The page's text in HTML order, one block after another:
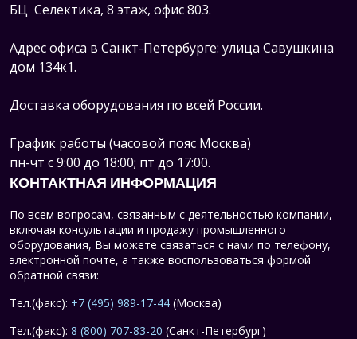
БЦ Селектика, 8 этаж, офис 803.
Адрес офиса в Санкт-Петербурге: улица Савушкина
дом 134к1.
Доставка оборудования по всей России.
График работы (часовой пояс Москва)
пн-чт с 9:00 до 18:00; пт до 17:00.
КОНТАКТНАЯ ИНФОРМАЦИЯ
По всем вопросам, связанным с деятельностью компании,
включая консультации и продажу промышленного
оборудования, Вы можете связаться с нами по телефону,
электронной почте, а также воспользоваться формой
обратной связи:
Тел.(факс): +7 (495) 989-17-44 (Москва)
Тел.(факс): 8 (800) 707-83-20 (Санкт-Петербург)